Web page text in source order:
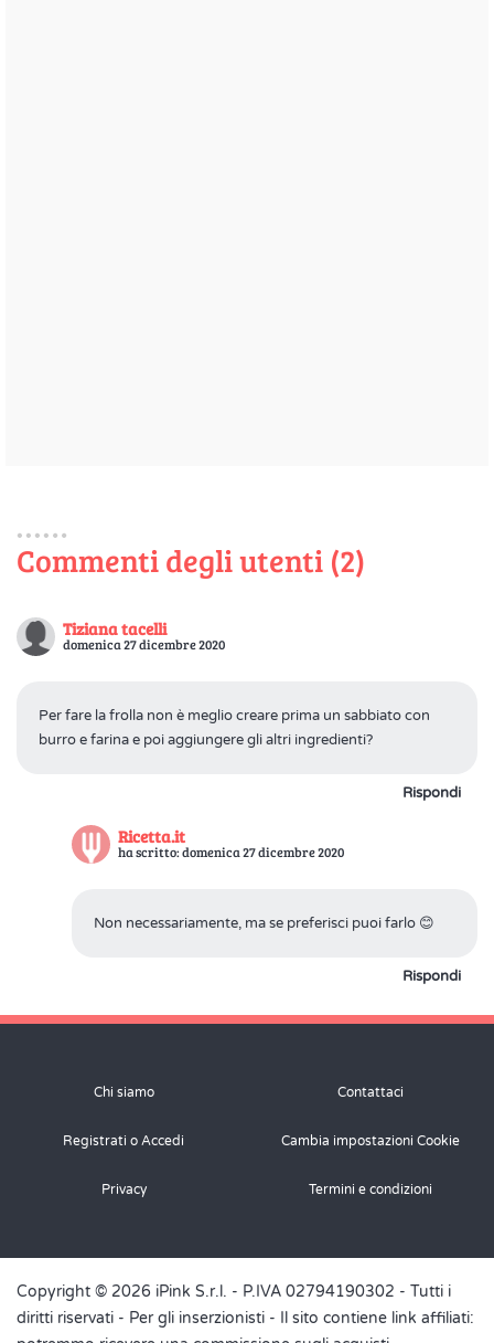
Commenti degli utenti (2)
Tiziana tacelli
domenica 27 dicembre 2020
Per fare la frolla non è meglio creare prima un sabbiato con
burro e farina e poi aggiungere gli altri ingredienti?
Rispondi
Ricetta.it
ha scritto: domenica 27 dicembre 2020
Non necessariamente, ma se preferisci puoi farlo 😊
Rispondi
Chi siamo Contattaci
Registrati o Accedi Cambia impostazioni Cookie
Privacy Termini e condizioni
Copyright © 2026 iPink S.r.l. - P.IVA 02794190302 - Tutti i
diritti riservati - Per gli inserzionisti - Il sito contiene link affiliati: